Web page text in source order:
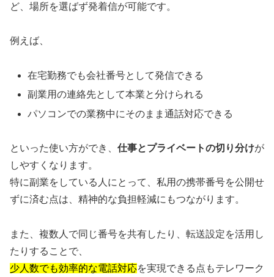
ど、場所を選ばず発着信が可能です。
例えば、
在宅勤務でも会社番号として発信できる
副業用の連絡先として本業と分けられる
パソコンでの業務中にそのまま通話対応できる
といった使い方ができ、 仕事とプライベートの切り分けが
しやすくなります。
特に副業をしている人にとって、私用の携帯番号を公開せ
ずに済む点は、精神的な負担軽減にもつながります。
また、複数人で同じ番号を共有したり、転送設定を活用し
たりすることで、
少人数でも効率的な電話対応を実現できる点もテレワーク